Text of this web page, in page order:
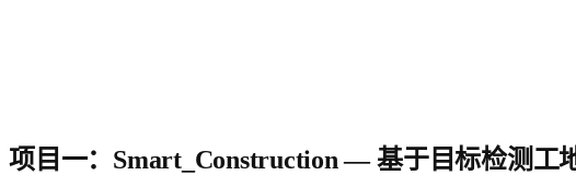
项目一：Smart_Construction — 基于目标检测工